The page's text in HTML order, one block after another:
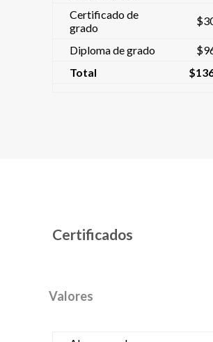
Certificado de
grado
Diploma de grado
Total
Certificados
Valores